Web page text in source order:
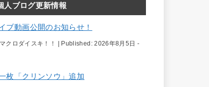
人ブログ更新情報
ブ動画公開のお知らせ！
マクロダイスキ！！ Published:2026年8月5日 -
枚「クリンソウ」追加